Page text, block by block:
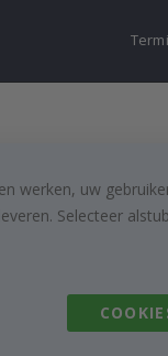
werken, uw
Selecteer